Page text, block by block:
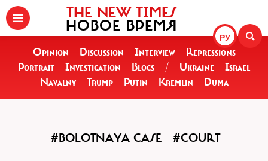
РУ
THE NEW TIMES
НОВОЕ ВРЕМЯ
Opinion Discussion Interview
Repressions
Portrait
Investigation Blogs / Ukraine
Israel
Navalny
Trump Putin Kremlin Duma
#BOLOTNAYA CASE #COURT